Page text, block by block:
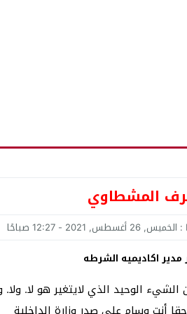
المشطاوي
الخميس, 26 أغسطس, 2021 - 12:27 صباحًا
مدير اكاديميه الشرطه
الوحيد الذي لايتغير هو لا.